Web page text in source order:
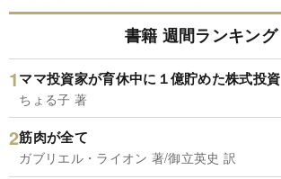
書籍 週間ランキング
ママ投資家が育休中に１億貯めた株式投資
ちょる子 著
筋肉が全て
ガブリエル・ライオン 著/御立英史 訳